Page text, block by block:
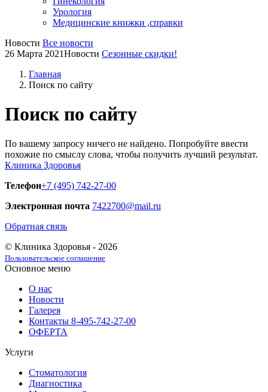
Урология
Медицинские книжки ,справки
Новости Все новости
26 Марта 2021Новости Сезонные скидки!
Главная
Поиск по сайту
Поиск по сайту
По вашему запросу ничего не найдено. Попробуйте ввести
похожие по смыслу слова, чтобы получить лучший результат.
Клиника Здоровья
Телефон+7 (495) 742-27-00
Электронная почта 7422700@mail.ru
Обратная связь
© Клиника Здоровья - 2026
Пользовательское соглашение
Основное меню
О нас
Новости
Галерея
Контакты 8-495-742-27-00
ОФЕРТА
Услуги
Стоматология
Диагностика